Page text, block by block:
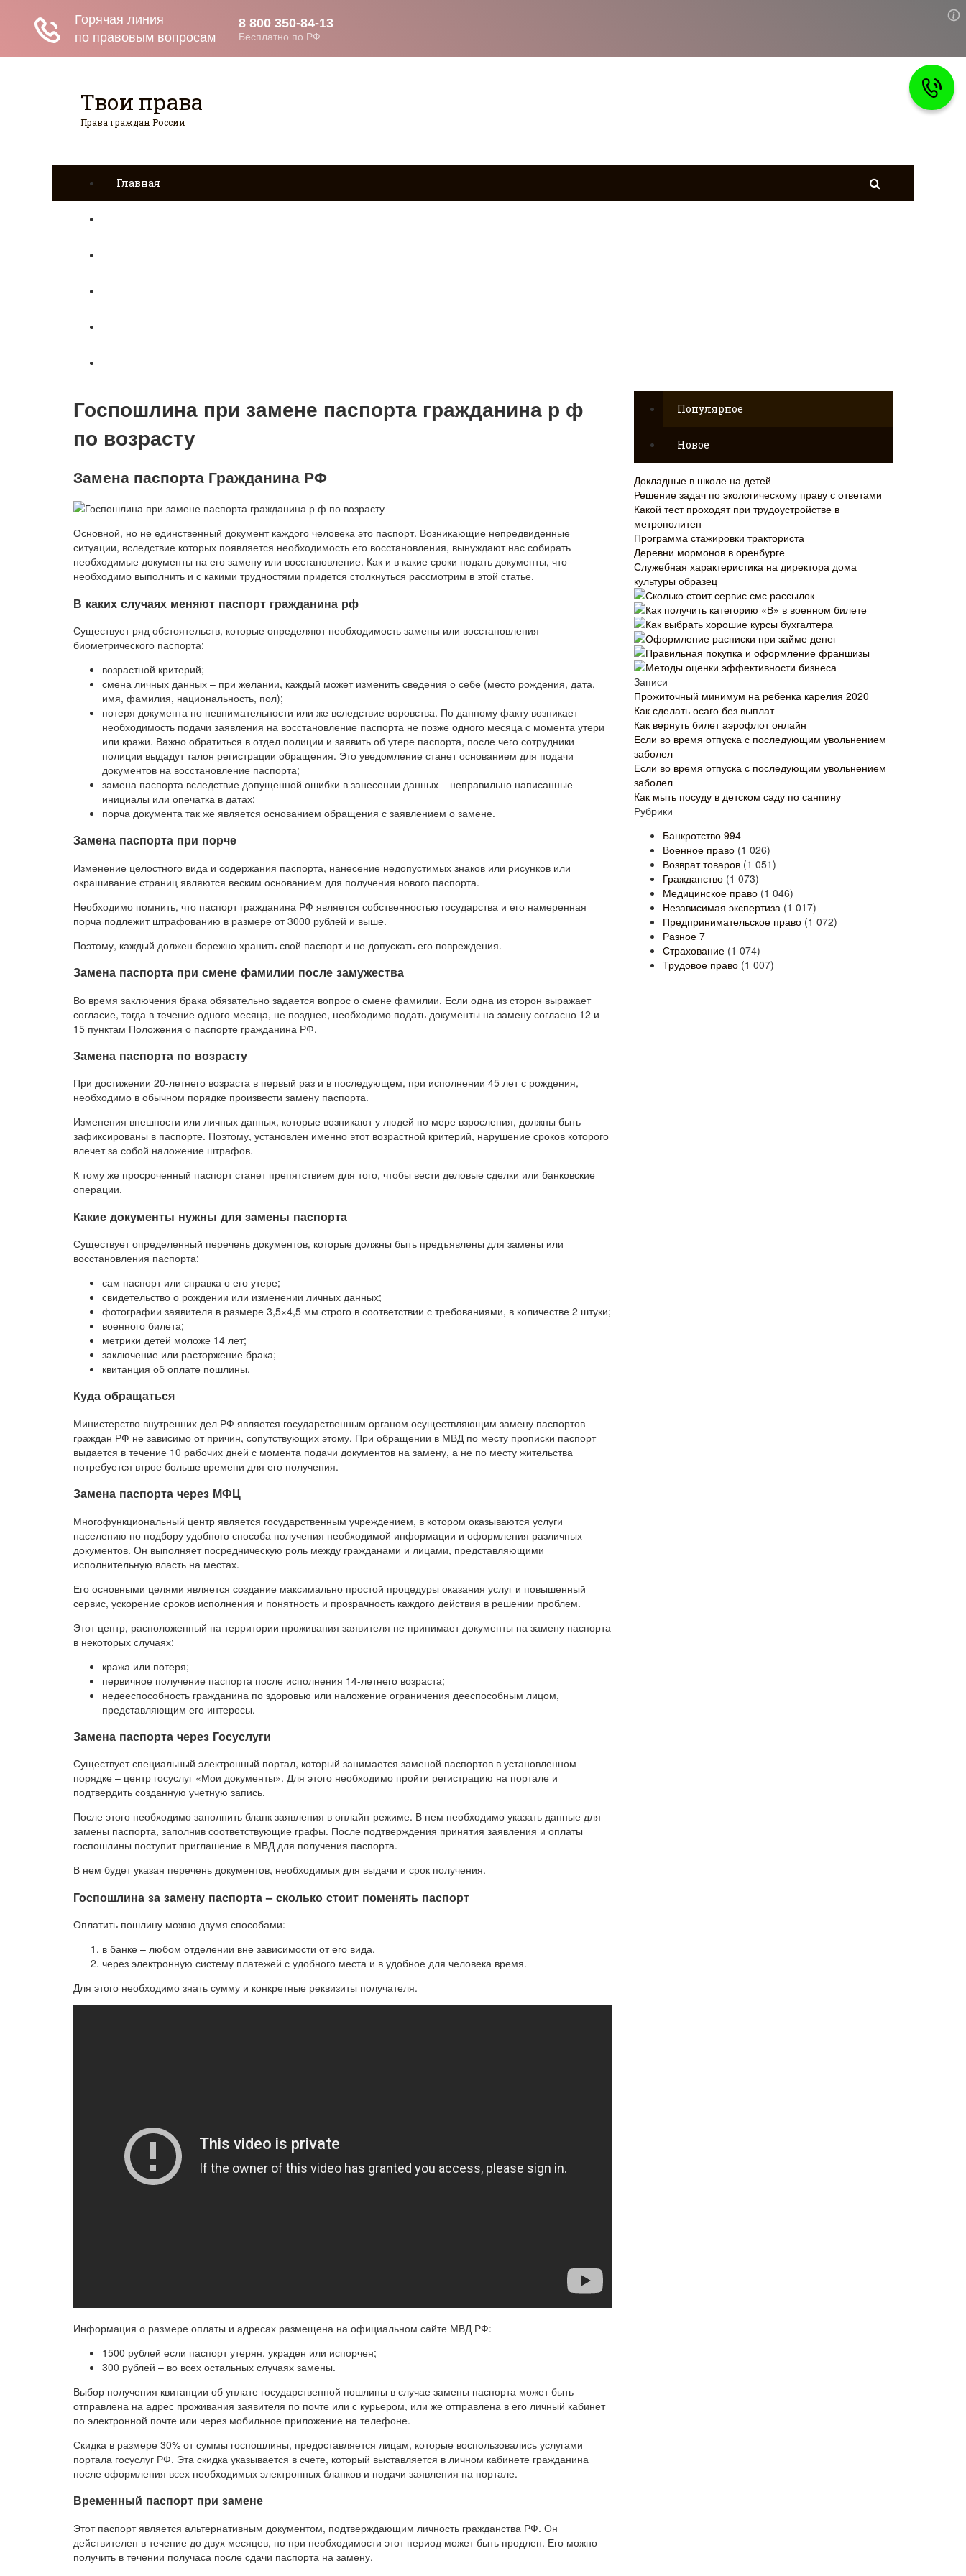
Твои права
Права граждан России
Главная
Госпошлина при замене паспорта гражданина р ф
по возрасту
Замена паспорта Гражданина РФ
Основной, но не единственный документ каждого человека это паспорт. Возникающие непредвиденные
ситуации, вследствие которых появляется необходимость его восстановления, вынуждают нас собирать
необходимые документы на его замену или восстановление. Как и в какие сроки подать документы, что
необходимо выполнить и с какими трудностями придется столкнуться рассмотрим в этой статье.
В каких случаях меняют паспорт гражданина рф
Существует ряд обстоятельств, которые определяют необходимость замены или восстановления
биометрического паспорта:
возрастной критерий;
смена личных данных – при желании, каждый может изменить сведения о себе (место рождения, дата,
имя, фамилия, национальность, пол);
потеря документа по невнимательности или же вследствие воровства. По данному факту возникает
необходимость подачи заявления на восстановление паспорта не позже одного месяца с момента утери
или кражи. Важно обратиться в отдел полиции и заявить об утере паспорта, после чего сотрудники
полиции выдадут талон регистрации обращения. Это уведомление станет основанием для подачи
документов на восстановление паспорта;
замена паспорта вследствие допущенной ошибки в занесении данных – неправильно написанные
инициалы или опечатка в датах;
порча документа так же является основанием обращения с заявлением о замене.
Замена паспорта при порче
Изменение целостного вида и содержания паспорта, нанесение недопустимых знаков или рисунков или
окрашивание страниц являются веским основанием для получения нового паспорта.
Необходимо помнить, что паспорт гражданина РФ является собственностью государства и его намеренная
порча подлежит штрафованию в размере от 3000 рублей и выше.
Поэтому, каждый должен бережно хранить свой паспорт и не допускать его повреждения.
Замена паспорта при смене фамилии после замужества
Во время заключения брака обязательно задается вопрос о смене фамилии. Если одна из сторон выражает
согласие, тогда в течение одного месяца, не позднее, необходимо подать документы на замену согласно 12 и
15 пунктам Положения о паспорте гражданина РФ.
Замена паспорта по возрасту
При достижении 20-летнего возраста в первый раз и в последующем, при исполнении 45 лет с рождения,
необходимо в обычном порядке произвести замену паспорта.
Изменения внешности или личных данных, которые возникают у людей по мере взросления, должны быть
зафиксированы в паспорте. Поэтому, установлен именно этот возрастной критерий, нарушение сроков которого
влечет за собой наложение штрафов.
К тому же просроченный паспорт станет препятствием для того, чтобы вести деловые сделки или банковские
операции.
Какие документы нужны для замены паспорта
Существует определенный перечень документов, которые должны быть предъявлены для замены или
восстановления паспорта:
сам паспорт или справка о его утере;
свидетельство о рождении или изменении личных данных;
фотографии заявителя в размере 3,5×4,5 мм строго в соответствии с требованиями, в количестве 2 штуки;
военного билета;
метрики детей моложе 14 лет;
заключение или расторжение брака;
квитанция об оплате пошлины.
Куда обращаться
Министерство внутренних дел РФ является государственным органом осуществляющим замену паспортов
граждан РФ не зависимо от причин, сопутствующих этому. При обращении в МВД по месту прописки паспорт
выдается в течение 10 рабочих дней с момента подачи документов на замену, а не по месту жительства
потребуется втрое больше времени для его получения.
Замена паспорта через МФЦ
Многофункциональный центр является государственным учреждением, в котором оказываются услуги
населению по подбору удобного способа получения необходимой информации и оформления различных
документов. Он выполняет посредническую роль между гражданами и лицами, представляющими
исполнительную власть на местах.
Его основными целями является создание максимально простой процедуры оказания услуг и повышенный
сервис, ускорение сроков исполнения и понятность и прозрачность каждого действия в решении проблем.
Этот центр, расположенный на территории проживания заявителя не принимает документы на замену паспорта
в некоторых случаях:
кража или потеря;
первичное получение паспорта после исполнения 14-летнего возраста;
недееспособность гражданина по здоровью или наложение ограничения дееспособным лицом,
представляющим его интересы.
Замена паспорта через Госуслуги
Существует специальный электронный портал, который занимается заменой паспортов в установленном
порядке – центр госуслуг «Мои документы». Для этого необходимо пройти регистрацию на портале и
подтвердить созданную учетную запись.
После этого необходимо заполнить бланк заявления в онлайн-режиме. В нем необходимо указать данные для
замены паспорта, заполнив соответствующие графы. После подтверждения принятия заявления и оплаты
госпошлины поступит приглашение в МВД для получения паспорта.
В нем будет указан перечень документов, необходимых для выдачи и срок получения.
Госпошлина за замену паспорта – сколько стоит поменять паспорт
Оплатить пошлину можно двумя способами:
в банке – любом отделении вне зависимости от его вида.
через электронную систему платежей с удобного места и в удобное для человека время.
Для этого необходимо знать сумму и конкретные реквизиты получателя.
Информация о размере оплаты и адресах размещена на официальном сайте МВД РФ:
1500 рублей если паспорт утерян, украден или испорчен;
300 рублей – во всех остальных случаях замены.
Выбор получения квитанции об уплате государственной пошлины в случае замены паспорта может быть
отправлена на адрес проживания заявителя по почте или с курьером, или же отправлена в его личный кабинет
по электронной почте или через мобильное приложение на телефоне.
Скидка в размере 30% от суммы госпошлины, предоставляется лицам, которые воспользовались услугами
портала госуслуг РФ. Эта скидка указывается в счете, который выставляется в личном кабинете гражданина
после оформления всех необходимых электронных бланков и подачи заявления на портале.
Временный паспорт при замене
Этот паспорт является альтернативным документом, подтверждающим личность гражданства РФ. Он
действителен в течение до двух месяцев, но при необходимости этот период может быть продлен. Его можно
получить в течении получаса после сдачи паспорта на замену.
Популярное
Новое
Докладные в школе на детей
Решение задач по экологическому праву с ответами
Какой тест проходят при трудоустройстве в
метрополитен
Программа стажировки тракториста
Деревни мормонов в оренбурге
Служебная характеристика на директора дома
культуры образец
Сколько стоит сервис смс рассылок
Как получить категорию «В» в военном билете
Как выбрать хорошие курсы бухгалтера
Оформление расписки при займе денег
Правильная покупка и оформление франшизы
Методы оценки эффективности бизнеса
Записи
Прожиточный минимум на ребенка карелия 2020
Как сделать осаго без выплат
Как вернуть билет аэрофлот онлайн
Если во время отпуска с последующим увольнением
заболел
Если во время отпуска с последующим увольнением
заболел
Как мыть посуду в детском саду по санпину
Рубрики
Банкротство 994
Военное право (1 026)
Возврат товаров (1 051)
Гражданство (1 073)
Медицинское право (1 046)
Независимая экспертиза (1 017)
Предпринимательское право (1 072)
Разное 7
Страхование (1 074)
Трудовое право (1 007)